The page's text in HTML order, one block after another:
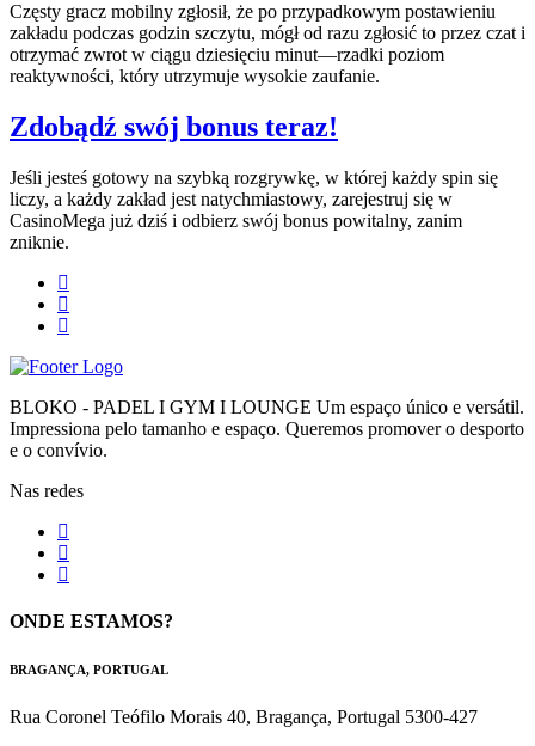
Częsty gracz mobilny zgłosił, że po przypadkowym postawieniu
zakładu podczas godzin szczytu, mógł od razu zgłosić to przez czat i
otrzymać zwrot w ciągu dziesięciu minut—rzadki poziom
reaktywności, który utrzymuje wysokie zaufanie.
Zdobądź swój bonus teraz!
Jeśli jesteś gotowy na szybką rozgrywkę, w której każdy spin się
liczy, a każdy zakład jest natychmiastowy, zarejestruj się w
CasinoMega już dziś i odbierz swój bonus powitalny, zanim
zniknie.
BLOKO - PADEL I GYM I LOUNGE Um espaço único e versátil.
Impressiona pelo tamanho e espaço. Queremos promover o desporto
e o convívio.
Nas redes
ONDE ESTAMOS?
BRAGANÇA, PORTUGAL
Rua Coronel Teófilo Morais 40, Bragança, Portugal 5300-427